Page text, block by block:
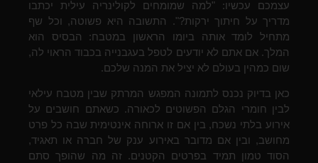
עצמכם עכשיו: "למה שמומחים לקולינריה עילית יכתבו
מדריך על חיתוך ירקות?". התשובה היא פשוטה, וכל שף
מתחיל לומד אותה ביומו הראשון במטבח: הבסיס הוא
המלך. אם אתם לא יודעים לטפל בעגבנייה בכבוד הראוי לה,
שום כמהין בעולם לא יציל את המנה שלכם.
כאן בדיוק נכנס לתמונה המפגש המרתק שבין מטבח עילאי
לבין חומרי הגלם הפשוטים לכאורה. כשאתם חושבים על
אירוע בלתי נשכח, בין אם זו ארוחה אינטימית שבה כל פרט
מחושב, ובין אם מדובר באירוע ענק של חברה או תאגיד,
הסוד טמון תמיד בפרטים הקטנים. זה מה שהופך סתם